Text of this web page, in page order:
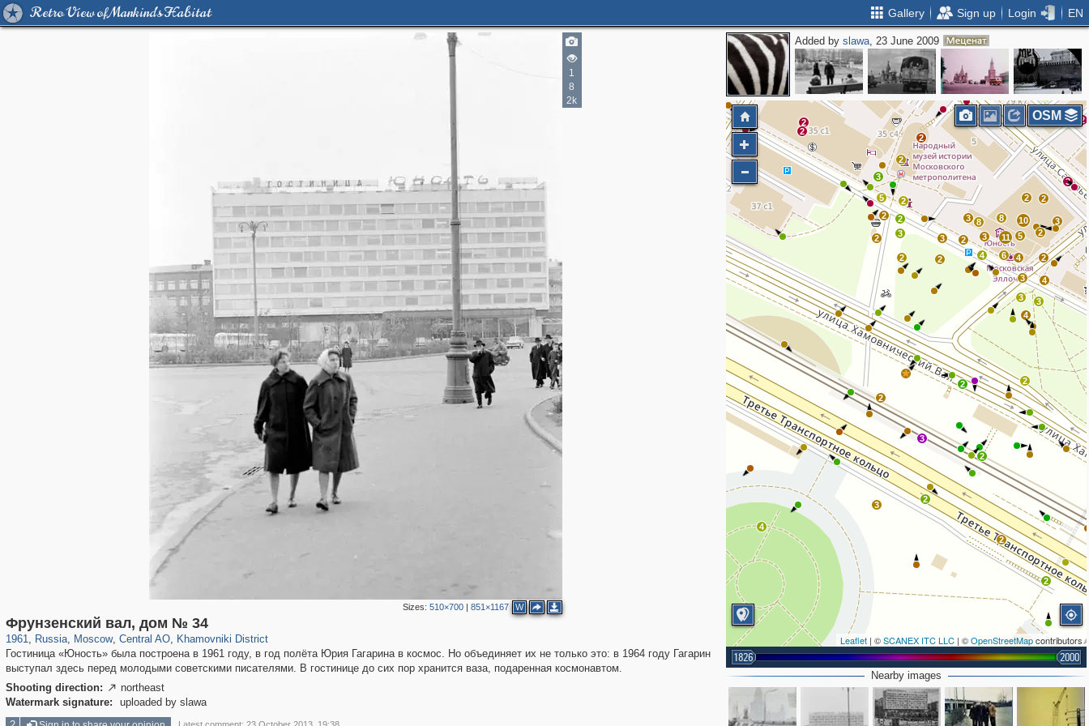
Retro View of Mankind's Habitat Gallery Sign up Login EN
1
8
2k
Sizes: 510×700| 851×1167 W
Фрунзенский вал, дом № 34
1961, Russia
1,407,271 29,248
, Moscow
319,878 8,286
, Central AO
160,021 5,916
, Khamovniki District
19,395
Гостиница «Юность» была построена в 1961 году, в год полёта Юрия Гагарина в космос. Но объединяет их не только это: в 1964 году Гагарин
выступал здесь перед молодыми советскими писателями. В гостинице до сих пор хранится ваза, подаренная космонавтом.
Shooting direction:  northeast
Watermark signature:
uploaded by slawa
Added byslawa, 23 June 2009
3
2
2
4
2
2
2
2
3
5
2
2
2
2
3 2
3
2
2
2
3 8
3
11
6
4
5 2
10
8
2 2
3
2
3
4
3
3
4
2
4
2
2
3
3
2
2
4
2
Leaflet | ©SCANEX ITC LLC | ©OpenStreetMapcontributors
1826 2000
OSM
Nearby images